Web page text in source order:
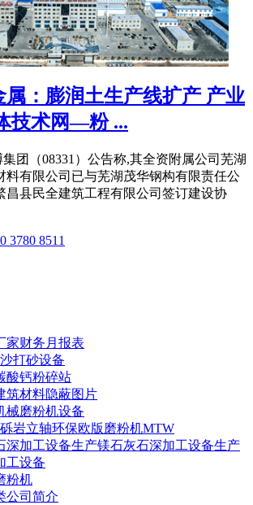
属：膨润土生产线扩产 产业
技术网—粉 ...
集团（08331）公告称,其全资附属公司芜湖
料有限公司已与芜湖茂华钢构有限责任公
昌县民全建筑工程有限公司签订建设协
3780 8511
家财务月报表
打砂设备
酸钙粉碎站
筑材料隐蔽图片
械磨粉机设备
岩立轴环保欧版磨粉机MTW
深加工设备生产镁石灰石深加工设备生产
工设备
粉机
公司简介